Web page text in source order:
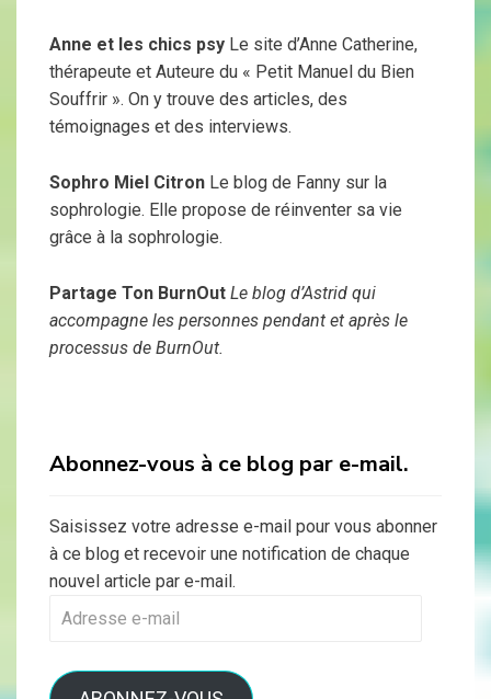
Anne et les chics psy Le site d’Anne Catherine,
thérapeute et Auteure du « Petit Manuel du Bien
Souffrir ». On y trouve des articles, des
témoignages et des interviews.
Sophro Miel Citron Le blog de Fanny sur la
sophrologie. Elle propose de réinventer sa vie
grâce à la sophrologie.
Partage Ton BurnOut Le blog d’Astrid qui
accompagne les personnes pendant et après le
processus de BurnOut.
Abonnez-vous à ce blog par e-mail.
Saisissez votre adresse e-mail pour vous abonner
à ce blog et recevoir une notification de chaque
nouvel article par e-mail.
Adresse